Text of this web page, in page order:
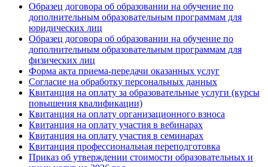
Образец договора об образовании на обучение по
дополнительным образовательным программам для
юридических лиц
Образец договора об образовании на обучение по
дополнительным образовательным программам для
физических лиц
Форма акта приема-передачи оказанных услуг
Согласие на обработку персональных данных
Квитанция на оплату за образовательные услуги (курсы
повышения квалификации)
Квитанция на оплату организационного взноса
Квитанция на оплату участия в вебинарах
Квитанция на оплату участия в семинарах
Квитанция профессиональная переподготовка
Приказ об утверждении стоимости образовательных и